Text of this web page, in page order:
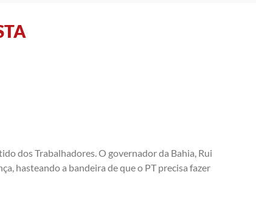
dos Trabalhadores. O governador da Bahia, Rui
hasteando a bandeira de que o PT precisa fazer